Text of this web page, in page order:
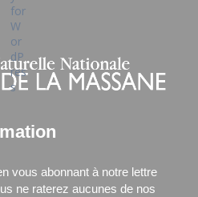
vous abonnant à notre lettre
ne raterez aucunes de nos